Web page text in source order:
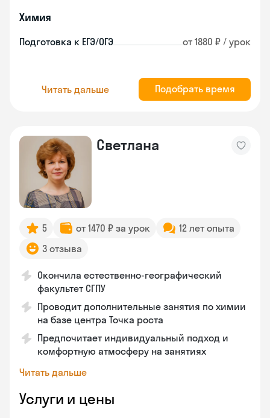
Химия
Подготовка к ЕГЭ/ОГЭ от 1880 ₽ / урок
Читать дальше Подобрать время
Светлана
5 от 1470 ₽ за урок
12 лет опыта
3 отзыва
Окончила естественно-географический
факультет СГПУ
Проводит дополнительные занятия по химии
на базе центра Точка роста
Предпочитает индивидуальный подход и
комфортную атмосферу на занятиях
Читать дальше
Услуги и цены